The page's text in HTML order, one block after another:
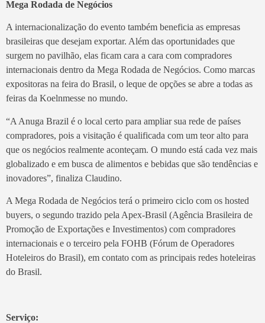
Mega Rodada de Negócios
A internacionalização do evento também beneficia as empresas
brasileiras que desejam exportar. Além das oportunidades que
surgem no pavilhão, elas ficam cara a cara com compradores
internacionais dentro da Mega Rodada de Negócios. Como marcas
expositoras na feira do Brasil, o leque de opções se abre a todas as
feiras da Koelnmesse no mundo.
“A Anuga Brazil é o local certo para ampliar sua rede de países
compradores, pois a visitação é qualificada com um teor alto para
que os negócios realmente aconteçam. O mundo está cada vez mais
globalizado e em busca de alimentos e bebidas que são tendências e
inovadores”, finaliza Claudino.
A Mega Rodada de Negócios terá o primeiro ciclo com os hosted
buyers, o segundo trazido pela Apex-Brasil (Agência Brasileira de
Promoção de Exportações e Investimentos) com compradores
internacionais e o terceiro pela FOHB (Fórum de Operadores
Hoteleiros do Brasil), em contato com as principais redes hoteleiras
do Brasil.
Serviço: